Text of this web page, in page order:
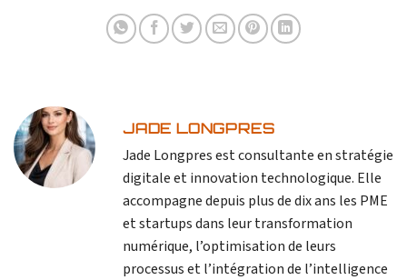
JADE LONGPRES
Jade Longpres est consultante en stratégie
digitale et innovation technologique. Elle
accompagne depuis plus de dix ans les PME
et startups dans leur transformation
numérique, l’optimisation de leurs
processus et l’intégration de l’intelligence